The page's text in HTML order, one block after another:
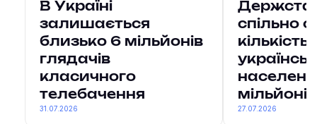
В Україні
залишається
близько 6 мільйонів
глядачів
класичного
телебачення
31.07.2026
Держстат
спільно
кількість
мільйонів
27.07.2026